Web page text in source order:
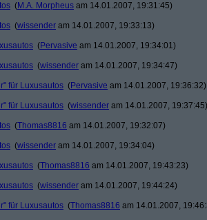
(M.A. Morpheus am 14.01.2007, 19:31:45)
(wissender am 14.01.2007, 19:33:13)
(Pervasive am 14.01.2007, 19:34:01)
(wissender am 14.01.2007, 19:34:47)
für Luxusautos (Pervasive am 14.01.2007, 19:36:32)
für Luxusautos (wissender am 14.01.2007, 19:37:45)
(Thomas8816 am 14.01.2007, 19:32:07)
(wissender am 14.01.2007, 19:34:04)
(Thomas8816 am 14.01.2007, 19:43:23)
(wissender am 14.01.2007, 19:44:24)
für Luxusautos (Thomas8816 am 14.01.2007,